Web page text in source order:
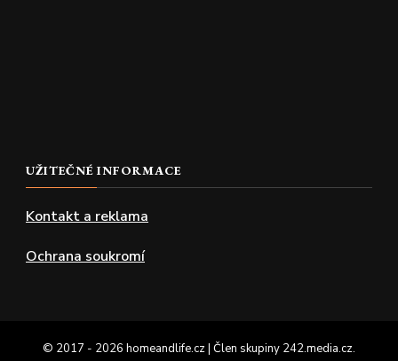
UŽITEČNÉ INFORMACE
Kontakt a reklama
Ochrana soukromí
© 2017 - 2026 homeandlife.cz | Člen skupiny 242.media.cz.